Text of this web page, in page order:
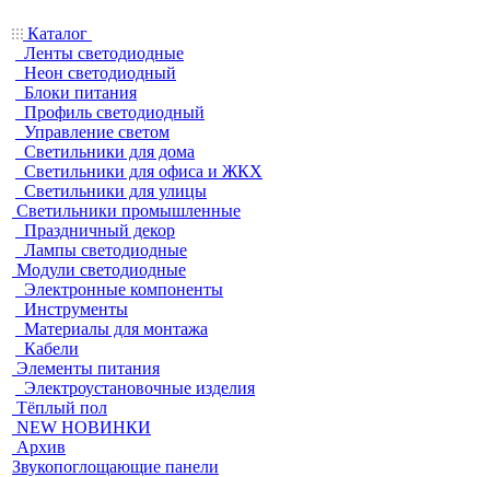
Каталог
Ленты светодиодные
Неон светодиодный
Блоки питания
Профиль светодиодный
Управление светом
Светильники для дома
Светильники для офиса и ЖКХ
Светильники для улицы
Светильники промышленные
Праздничный декор
Лампы светодиодные
Модули светодиодные
Электронные компоненты
Инструменты
Материалы для монтажа
Кабели
Элементы питания
Электроустановочные изделия
Тёплый пол
NEW НОВИНКИ
Архив
Звукопоглощающие панели